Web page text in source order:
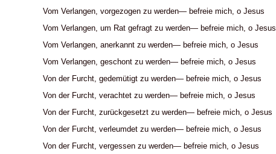
Vom Verlangen, vorgezogen zu werden— befreie mich, o Jesus
Vom Verlangen, um Rat gefragt zu werden— befreie mich, o Jesus
Vom Verlangen, anerkannt zu werden— befreie mich, o Jesus
Vom Verlangen, geschont zu werden— befreie mich, o Jesus
Von der Furcht, gedemütigt zu werden— befreie mich, o Jesus
Von der Furcht, verachtet zu werden— befreie mich, o Jesus
Von der Furcht, zurückgesetzt zu werden— befreie mich, o Jesus
Von der Furcht, verleumdet zu werden— befreie mich, o Jesus
Von der Furcht, vergessen zu werden— befreie mich, o Jesus